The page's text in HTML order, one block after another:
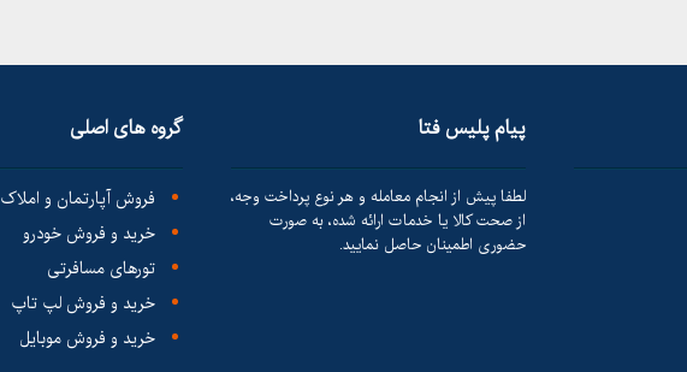
پیام پلیس فتا
لطفا پیش از انجام معامله و هر نوع پرداخت وجه،
از صحت کالا یا خدمات ارائه شده، به صورت
حضوری اطمینان حاصل نمایید.
گروه های اصلی
فروش آپارتمان و املاک
خرید و فروش خودرو
تورهای مسافرتی
خرید و فروش لپ تاپ
خرید و فروش موبایل